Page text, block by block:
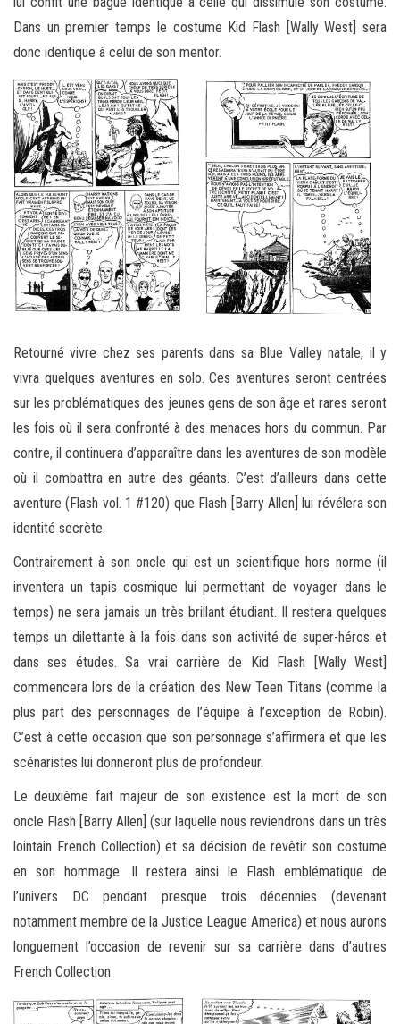
Dans un premier temps le costume Kid Flash [Wally West] sera
donc identique à celui de son mentor.
Retourné vivre chez ses parents dans sa Blue Valley natale, il y
vivra quelques aventures en solo. Ces aventures seront centrées
sur les problématiques des jeunes gens de son âge et rares seront
les fois où il sera confronté à des menaces hors du commun. Par
contre, il continuera d’apparaître dans les aventures de son modèle
où il combattra en autre des géants. C’est d’ailleurs dans cette
aventure (Flash vol. 1 #120) que Flash [Barry Allen] lui révélera son
identité secrète.
Contrairement à son oncle qui est un scientifique hors norme (il
inventera un tapis cosmique lui permettant de voyager dans le
temps) ne sera jamais un très brillant étudiant. Il restera quelques
temps un dilettante à la fois dans son activité de super-héros et
dans ses études. Sa vrai carrière de Kid Flash [Wally West]
commencera lors de la création des New Teen Titans (comme la
plus part des personnages de l’équipe à l’exception de Robin).
C’est à cette occasion que son personnage s’affirmera et que les
scénaristes lui donneront plus de profondeur.
Le deuxième fait majeur de son existence est la mort de son
oncle Flash [Barry Allen] (sur laquelle nous reviendrons dans un très
lointain French Collection) et sa décision de revêtir son costume
en son hommage. Il restera ainsi le Flash emblématique de
l’univers DC pendant presque trois décennies (devenant
notamment membre de la Justice League America) et nous aurons
longuement l’occasion de revenir sur sa carrière dans d’autres
French Collection.